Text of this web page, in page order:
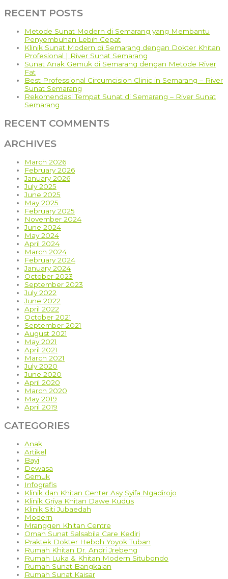
MENYENANGKAN
TERDEKAT
GENUK
SEMARANG
SUNAT
SEHARI
RECENT POSTS
Metode Sunat Modern di Semarang yang Membantu
Penyembuhan Lebih Cepat
Klinik Sunat Modern di Semarang dengan Dokter Khitan
Profesional | River Sunat Semarang
Sunat Anak Gemuk di Semarang dengan Metode River
Fat
Best Professional Circumcision Clinic in Semarang – River
Sunat Semarang
Rekomendasi Tempat Sunat di Semarang – River Sunat
Semarang
RECENT COMMENTS
ARCHIVES
March 2026
February 2026
January 2026
July 2025
June 2025
May 2025
February 2025
November 2024
June 2024
May 2024
April 2024
March 2024
February 2024
January 2024
October 2023
September 2023
July 2022
June 2022
April 2022
October 2021
September 2021
August 2021
May 2021
April 2021
March 2021
July 2020
June 2020
April 2020
March 2020
May 2019
April 2019
CATEGORIES
Anak
Artikel
Bayi
Dewasa
Gemuk
Infografis
Klinik dan Khitan Center Asy Syifa Ngadirojo
Klinik Griya Khitan Dawe Kudus
Klinik Siti Jubaedah
Modern
Mranggen Khitan Centre
Omah Sunat Salsabila Care Kediri
Praktek Dokter Heboh Yoyok Tuban
Rumah Khitan Dr. Andri Jrebeng
Rumah Luka & Khitan Modern Situbondo
Rumah Sunat Bangkalan
Rumah Sunat Kaisar